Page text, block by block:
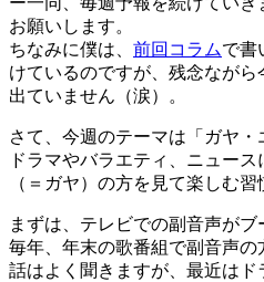
お願いします。
ちなみに僕は、 前回コラムで書
けているのですが、残念なが
出ていません（涙）。
さて、今週のテーマは「ガヤ・
ドラマやバラエティ、ニュー
（＝ガヤ）の方を見て楽しむ習
まずは、テレビでの副音声がブ
毎年、年末の歌番組で副音声の
話はよく聞きますが、最近はド